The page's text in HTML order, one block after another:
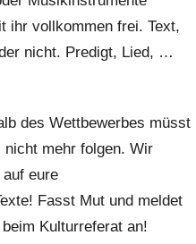
ihr vollkommen frei. Text,
nicht. Predigt, Lied, …
des Wettbewerbes müsst
mehr folgen. Wir
eure
Fasst Mut und meldet
Kulturreferat an!